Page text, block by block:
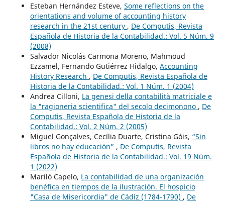
Esteban Hernández Esteve, Some reflections on the
orientations and volume of accounting history
research in the 21st century , De Computis, Revista
Española de Historia de la Contabilidad.: Vol. 5 Núm. 9
(2008)
Salvador Nicolás Carmona Moreno, Mahmoud
Ezzamel, Fernando Gutiérrez Hidalgo, Accounting
History Research , De Computis, Revista Española de
Historia de la Contabilidad.: Vol. 1 Núm. 1 (2004)
Andrea Cilloni, La genesi della contabilità matriciale e
la "ragioneria scientifica" del secolo decimonono , De
Computis, Revista Española de Historia de la
Contabilidad.: Vol. 2 Núm. 2 (2005)
Miguel Gonçalves, Cecília Duarte, Cristina Góis, “Sin
libros no hay educación” , De Computis, Revista
Española de Historia de la Contabilidad.: Vol. 19 Núm.
1 (2022)
Mariló Capelo, La contabilidad de una organización
benéfica en tiempos de la ilustración. El hospicio
"Casa de Misericordia" de Cádiz (1784-1790) , De